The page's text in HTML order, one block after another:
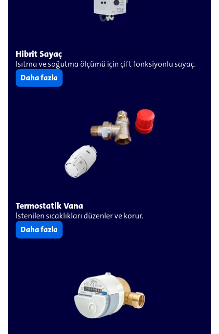
Hibrit Sayaç
Isıtma ve soğutma ölçümü için çift fonksiyonlu sayaç.
Daha fazla
Termostatik Vana
İstenilen sıcaklıkları düzenler ve korur.
Daha fazla